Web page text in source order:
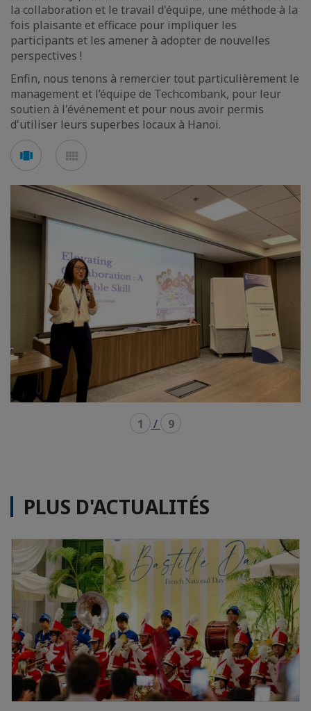
la collaboration et le travail d'équipe, une méthode à la
fois plaisante et efficace pour impliquer les
participants et les amener à adopter de nouvelles
perspectives !
Enfin, nous tenons à remercier tout particulièrement le
management et l’équipe de Techcombank, pour leur
soutien à l'événement et pour nous avoir permis
d'utiliser leurs superbes locaux à Hanoi.
Voir
en
carousel
en
mosaïque
1 / 9
PLUS D'ACTUALITÉS